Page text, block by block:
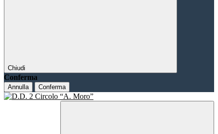
Chiudi
Conferma
Annulla Conferma